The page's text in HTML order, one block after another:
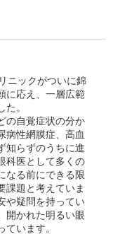
ニックがついに錦
に応え、一層広範
。
の自覚症状の分か
病性網膜症、高血
知らずのうちに進
科医として多くの
なる前にできる限
課題と考えていま
や疑問を持ってい
開かれた明るい眼
います。